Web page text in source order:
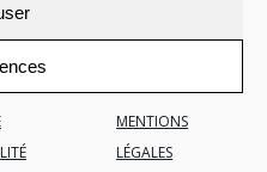
MENTIONS
LÉGALES